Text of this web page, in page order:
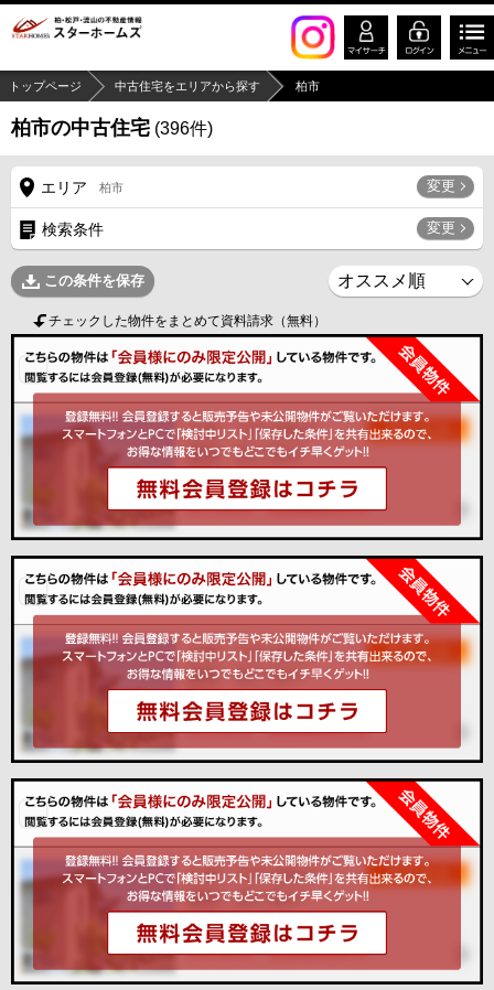
トップページ 中古住宅をエリアから探す 柏市
柏市の中古住宅 (396件)
エリア 柏市 変更
検索条件 変更
この条件を保存
チェックした物件をまとめて資料請求（無料）